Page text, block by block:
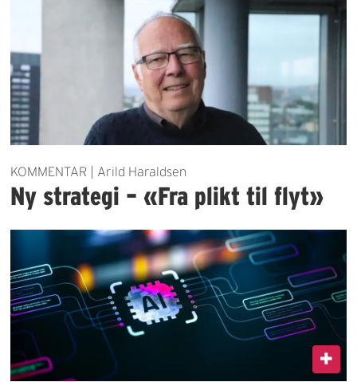
KOMMENTAR | Arild Haraldsen
Ny strategi – «Fra plikt til flyt»